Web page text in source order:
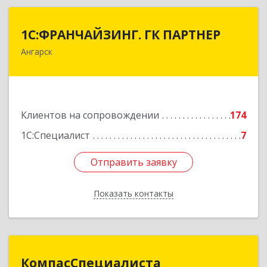
1С:ФРАНЧАЙЗИНГ. ГК ПАРТНЕР
Ангарск
Клиентов на сопровождении
174
1С:Специалист
7
Отправить заявку
Показать контакты
1С:ФРАНЧАЙЗИНГ. ГК ПАРТНЕР
Отправить заявку
Назад
КомпасСпециалиста